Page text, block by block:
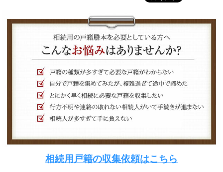
相続用戸籍の収集依頼はこちら